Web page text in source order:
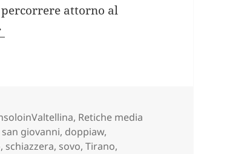
attorno al
13 e LAGHI DI SCHIAZZERA da Prà
, Retiche media
giovanni, doppiaw,
, schiazzera, sovo,Tirano,